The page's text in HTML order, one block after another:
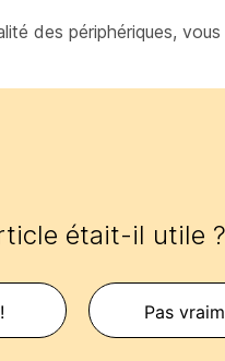
des périphériques,
était-il utile ?
Pas